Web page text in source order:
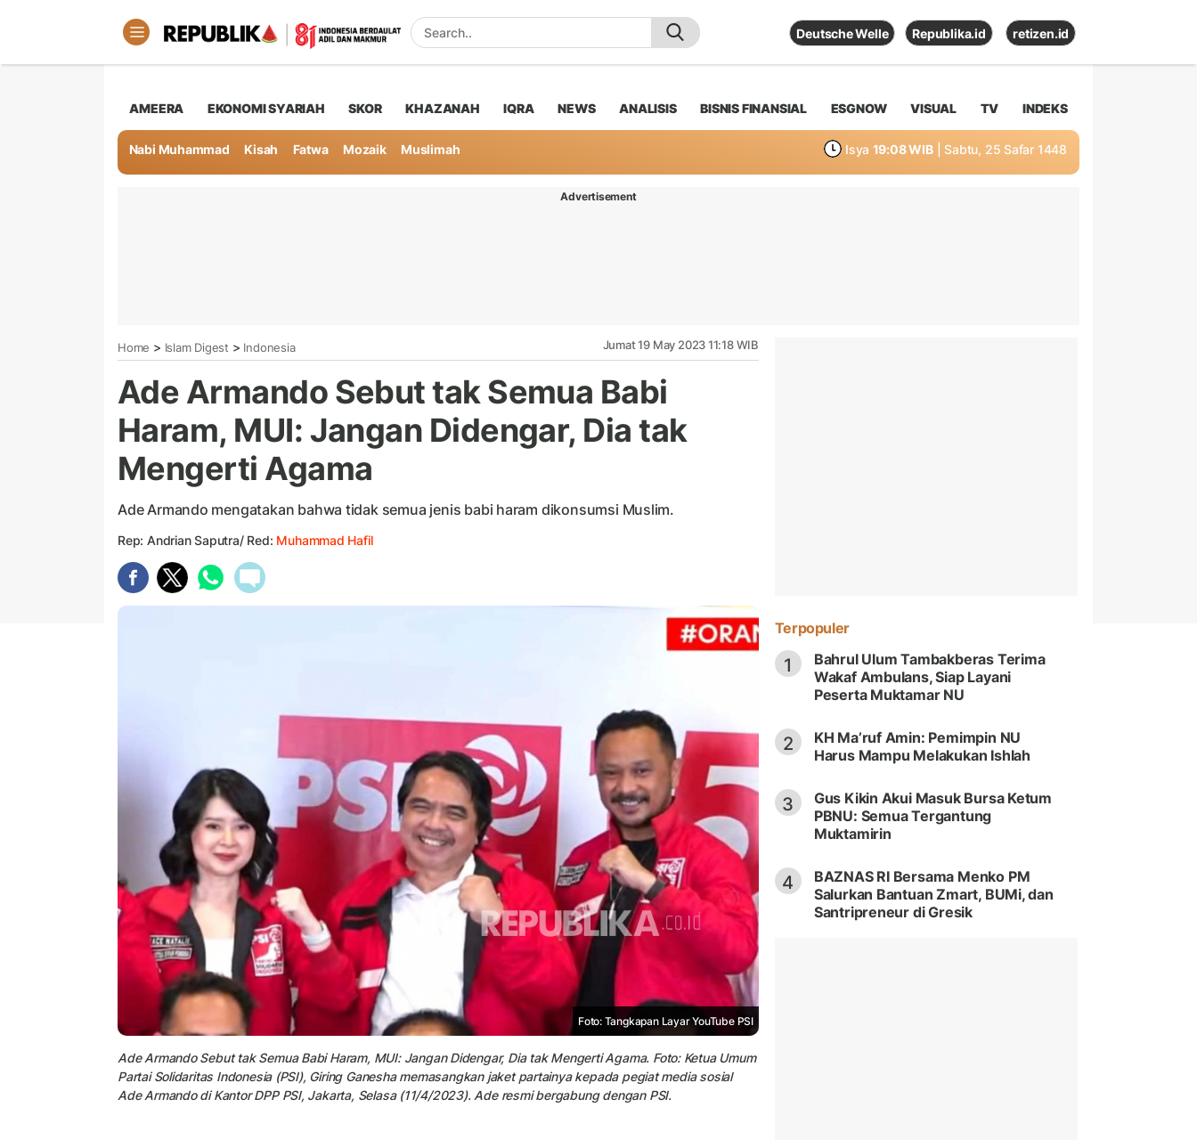
Deutsche Welle Republika.id retizen.id
AMEERA EKONOMI SYARIAH SKOR KHAZANAH IQRA NEWS ANALISIS BISNIS FINANSIAL ESGNOW VISUAL TV INDEKS
Nabi Muhammad Kisah Fatwa Mozaik Muslimah Isya 19:08 WIB | Sabtu, 25 Safar 1448
Advertisement
Home > Islam Digest > Indonesia Jumat 19 May 2023 11:18 WIB
Ade Armando Sebut tak Semua Babi
Haram, MUI: Jangan Didengar, Dia tak
Mengerti Agama
Ade Armando mengatakan bahwa tidak semua jenis babi haram dikonsumsi Muslim.
Rep: Andrian Saputra/ Red: Muhammad Hafil
Foto: Tangkapan Layar YouTube PSI
Ade Armando Sebut tak Semua Babi Haram, MUI: Jangan Didengar, Dia tak Mengerti Agama. Foto: Ketua Umum
Partai Solidaritas Indonesia (PSI), Giring Ganesha memasangkan jaket partainya kepada pegiat media sosial
Ade Armando di Kantor DPP PSI, Jakarta, Selasa (11/4/2023). Ade resmi bergabung dengan PSI.
Terpopuler
1
Bahrul Ulum Tambakberas Terima
Wakaf Ambulans, Siap Layani
Peserta Muktamar NU
2
KH Ma’ruf Amin: Pemimpin NU
Harus Mampu Melakukan Ishlah
3
Gus Kikin Akui Masuk Bursa Ketum
PBNU: Semua Tergantung
Muktamirin
4
BAZNAS RI Bersama Menko PM
Salurkan Bantuan Zmart, BUMi, dan
Santripreneur di Gresik